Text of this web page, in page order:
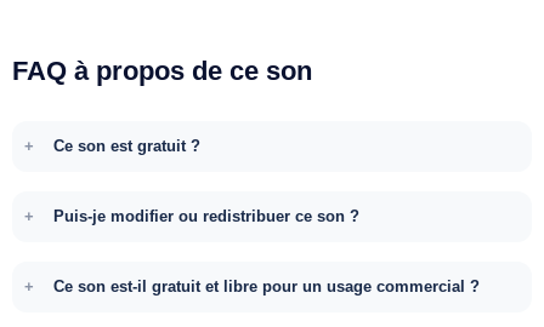
FAQ à propos de ce son
Ce son est gratuit ?
Puis-je modifier ou redistribuer ce son ?
Ce son est-il gratuit et libre pour un usage commercial ?